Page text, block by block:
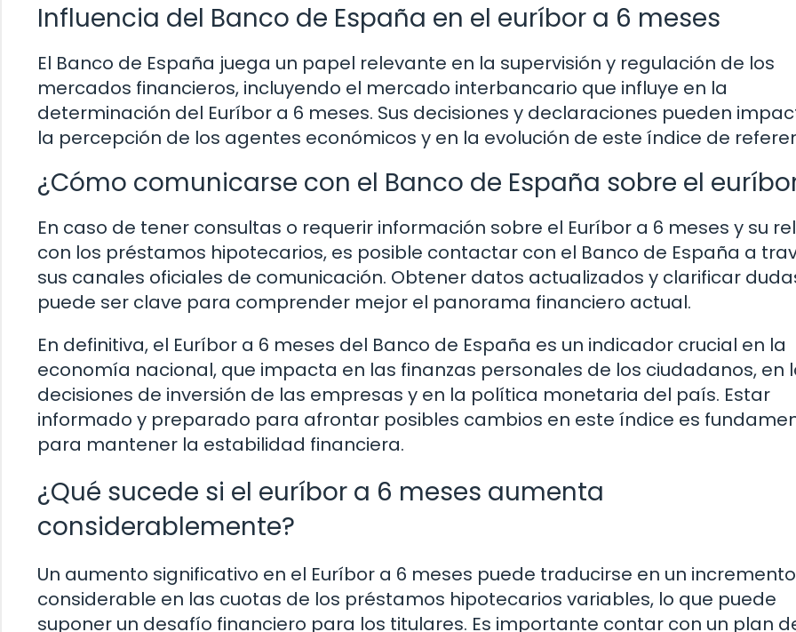
Influencia del Banco de España en el euríbor a 6 meses
El Banco de España juega un papel relevante en la supervisión y regulación de los
mercados financieros, incluyendo el mercado interbancario que influye en la
determinación del Euríbor a 6 meses. Sus decisiones y declaraciones pueden
la percepción de los agentes económicos y en la evolución de este índice de
¿Cómo comunicarse con el Banco de España sobre el
En caso de tener consultas o requerir información sobre el Euríbor a 6 meses y su
con los préstamos hipotecarios, es posible contactar con el Banco de España a
sus canales oficiales de comunicación. Obtener datos actualizados y clarificar
puede ser clave para comprender mejor el panorama financiero actual.
En definitiva, el Euríbor a 6 meses del Banco de España es un indicador crucial en la
economía nacional, que impacta en las finanzas personales de los ciudadanos, en
decisiones de inversión de las empresas y en la política monetaria del país. Estar
informado y preparado para afrontar posibles cambios en este índice es
para mantener la estabilidad financiera.
¿Qué sucede si el euríbor a 6 meses aumenta
considerablemente?
Un aumento significativo en el Euríbor a 6 meses puede traducirse en un incremento
considerable en las cuotas de los préstamos hipotecarios variables, lo que puede
suponer un desafío financiero para los titulares. Es importante contar con un plan